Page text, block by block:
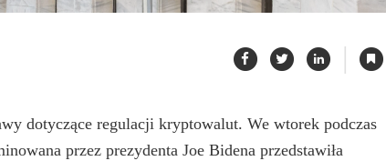
|
dotyczące regulacji kryptowalut. We wtorek podczas
przez prezydenta Joe Bidena przedstawiła